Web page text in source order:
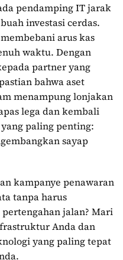
pendamping IT jarak
investasi cerdas.
arus kas
waktu. Dengan
partner yang
bahwa aset
menampung lonjakan
lega dan kembali
paling penting:
sayap
kampanye penawaran
tanpa harus
jalan? Mari
Anda dan
yang paling tepat